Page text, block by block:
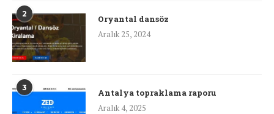
2
Oryantal dansöz
Aralık 25, 2024
3
Antalya topraklama raporu
Aralık 4, 2025